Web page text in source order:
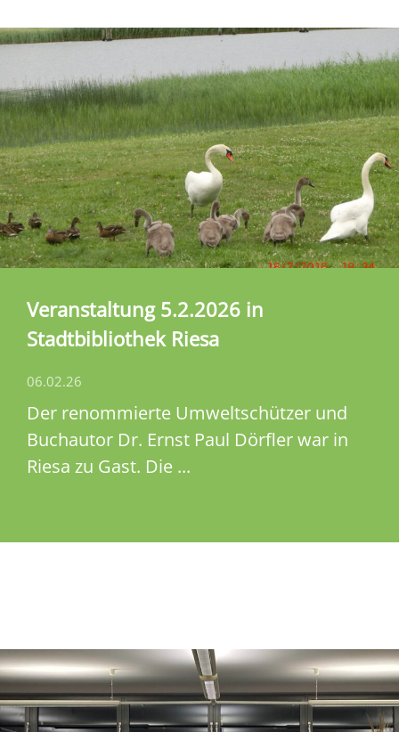
Veranstaltung 5.2.2026 in
Stadtbibliothek Riesa
06.02.26
Der renommierte Umweltschützer und
Buchautor Dr. Ernst Paul Dörfler war in
Riesa zu Gast. Die ...